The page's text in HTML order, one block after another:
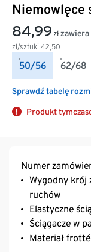
Niemowlęce
84,99 zł
zł/sztuki 42,50
zawiera
50/56 62/68
Sprawdź tabelę
Produkt
Numer
Wygodny krój
ruchów
Elastyczne
Ściągacze w
Materiał